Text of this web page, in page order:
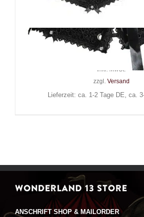
Taillenmieder
49,90
Inkl. MwSt.
zzgl. Versand
Lieferzeit: ca. 1-2 Tage DE, ca.
WONDERLAND 13 STORE
ANSCHRIFT SHOP & MAILORDER